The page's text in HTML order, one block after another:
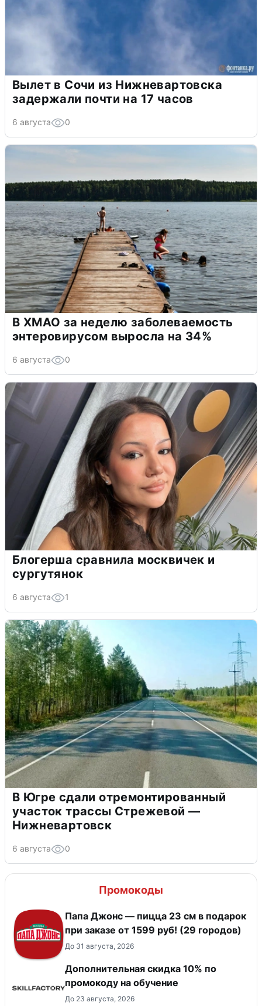
Вылет в Сочи из Нижневартовска
задержали почти на 17 часов
6 августа 0
В ХМАО за неделю заболеваемость
энтеровирусом выросла на 34%
6 августа 0
Блогерша сравнила москвичек и
сургутянок
6 августа 1
В Югре сдали отремонтированный
участок трассы Стрежевой —
Нижневартовск
6 августа 0
Промокоды
Папа Джонс — пицца 23 см в подарок
при заказе от 1599 руб! (29 городов)
До 31 августа, 2026
Дополнительная скидка 10% по
промокоду на обучение
До 23 августа, 2026